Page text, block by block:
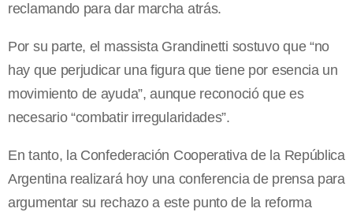
reclamando para dar marcha atrás.
Por su parte, el massista Grandinetti sostuvo que “no
hay que perjudicar una figura que tiene por esencia un
movimiento de ayuda”, aunque reconoció que es
necesario “combatir irregularidades”.
En tanto, la Confederación Cooperativa de la República
Argentina realizará hoy una conferencia de prensa para
argumentar su rechazo a este punto de la reforma